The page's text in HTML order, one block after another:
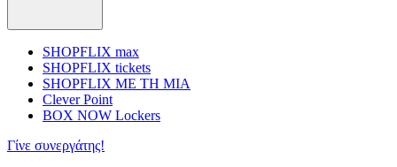
SHOPFLIX max
SHOPFLIX tickets
SHOPFLIX ΜΕ ΤΗ ΜΙΑ
Clever Point
BOX NOW Lockers
Γίνε συνεργάτης!